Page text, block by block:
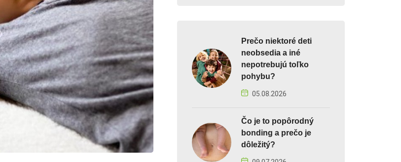
Prečo niektoré deti
neobsedia a iné
nepotrebujú toľko
pohybu?
05.08.2026
Čo je to popôrodný
bonding a prečo je
dôležitý?